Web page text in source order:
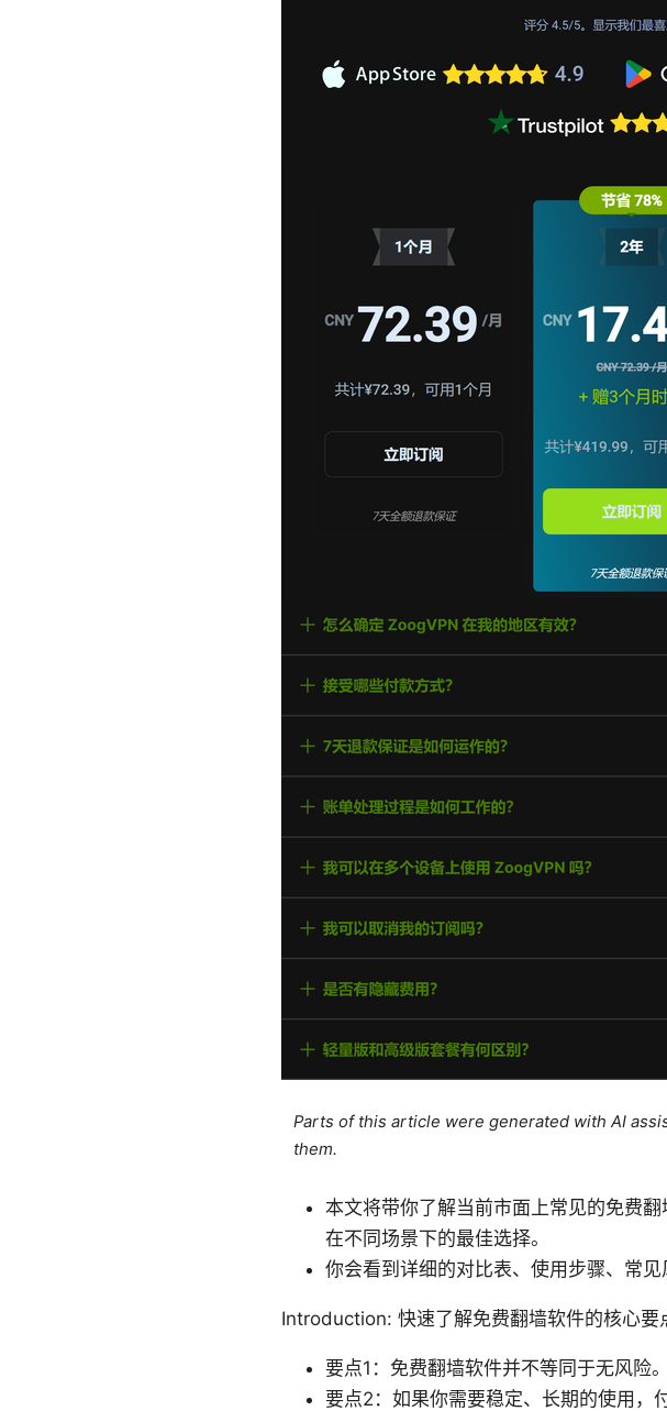
Parts of this article were generated with AI
them.
本文将带你了解当前市面上常见的免费
在不同场景下的最佳选择。
你会看到详细的对比表、使用步骤、常
Introduction: 快速了解免费翻墙软件的核心要
要点1：免费翻墙软件并不等同于无风险
要点2：如果你需要稳定、长期的使用，